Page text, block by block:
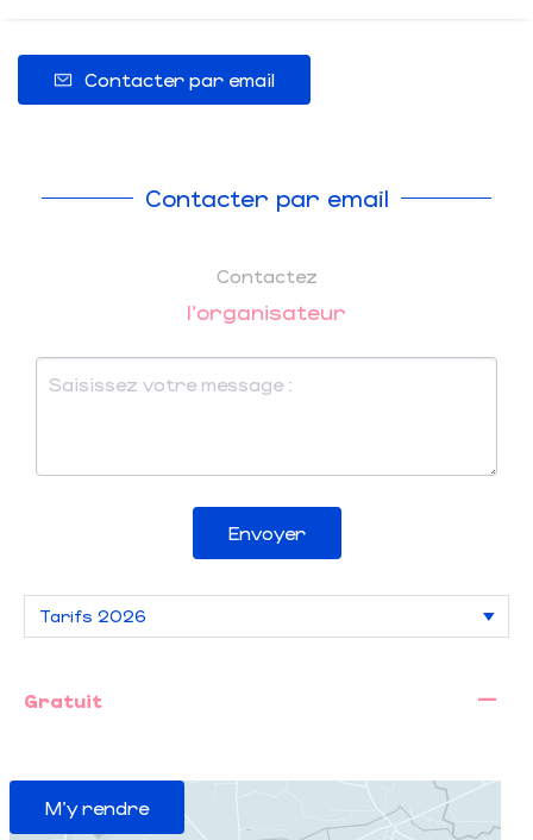
Contacter par email
Contacter par email
Contactez
l'organisateur
Envoyer
Gratuit —
M'y rendre